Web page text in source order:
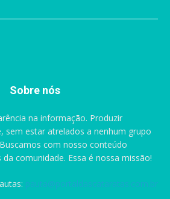
Sobre nós
na informação. Produzir
sem estar atrelados a nenhum grupo
com nosso conteúdo
comunidade. Essa é nossa missão!
pauta@portaldascataratas.com.br